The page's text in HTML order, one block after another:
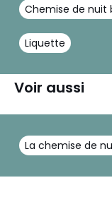
Chemise de nuit
Liquette
Voir aussi
La chemise de